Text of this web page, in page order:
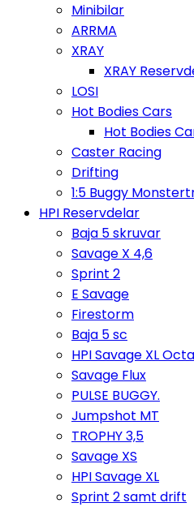
Minibilar
ARRMA
XRAY
XRAY
LOSI
Hot Bodies Cars
Hot Bodies
Caster Racing
Drifting
1:5 Buggy
HPI Reservdelar
Baja 5 skruvar
Savage X 4,6
Sprint 2
E Savage
Firestorm
Baja 5 sc
HPI Savage XL
Savage Flux
PULSE BUGGY.
Jumpshot MT
TROPHY 3,5
Savage XS
HPI Savage XL
Sprint 2 samt drift